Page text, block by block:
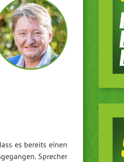
es bereits einen
Sprecher